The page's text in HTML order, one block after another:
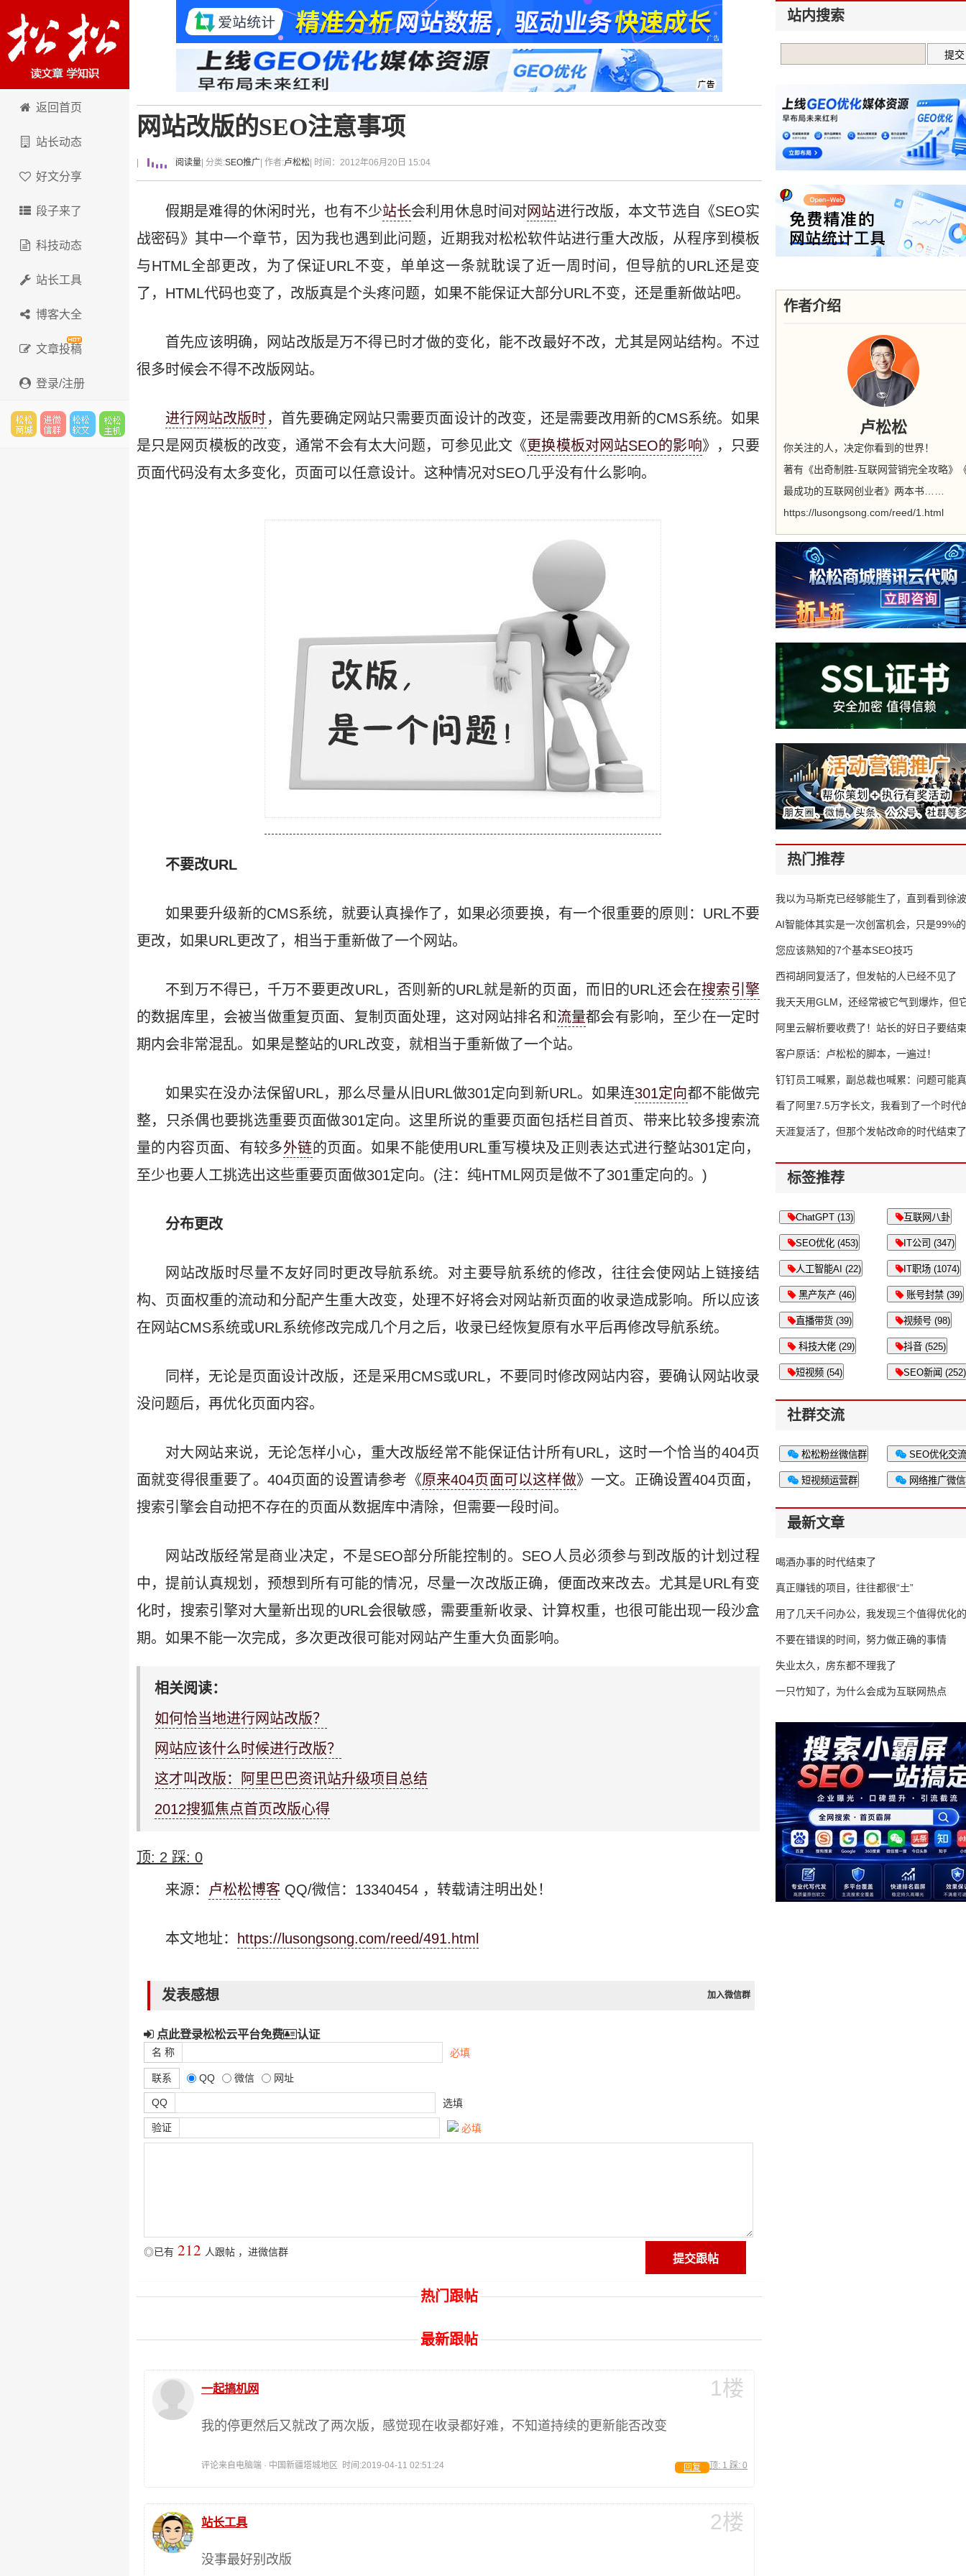
卢松松博客
返回首页
站长动态
好文分享
段子来了
科技动态
站长工具
博客大全
文章投稿
登录/注册
网站改版的SEO注意事项
阅读量 | 分类:SEO推广 | 作者:卢松松 | 时间：2012年06月20日 15:04
假期是难得的休闲时光，也有不少站长会利用休息时间对网站进行改版，本文节选自《SEO实
战密码》其中一个章节，因为我也遇到此问题，近期我对松松软件站进行重大改版，从程序到模板
与HTML全部更改，为了保证URL不变，单单这一条就耽误了近一周时间，但导航的URL还是变
了，HTML代码也变了，改版真是个头疼问题，如果不能保证大部分URL不变，还是重新做站吧。
首先应该明确，网站改版是万不得已时才做的变化，能不改最好不改，尤其是网站结构。不过
很多时候会不得不改版网站。
进行网站改版时，首先要确定网站只需要页面设计的改变，还是需要改用新的CMS系统。如果
是只是网页模板的改变，通常不会有太大问题，可参见此文《更换模板对网站SEO的影响》，只要
页面代码没有太多变化，页面可以任意设计。这种情况对SEO几乎没有什么影响。
不要改URL
如果要升级新的CMS系统，就要认真操作了，如果必须要换，有一个很重要的原则：URL不要
更改，如果URL更改了，相当于重新做了一个网站。
不到万不得已，千万不要更改URL，否则新的URL就是新的页面，而旧的URL还会在搜索引擎
的数据库里，会被当做重复页面、复制页面处理，这对网站排名和流量都会有影响，至少在一定时
期内会非常混乱。如果是整站的URL改变，就相当于重新做了一个站。
如果实在没办法保留URL，那么尽量从旧URL做301定向到新URL。如果连301定向都不能做完
整，只杀偶也要挑选重要页面做301定向。这里所说的重要页面包括栏目首页、带来比较多搜索流
量的内容页面、有较多外链的页面。如果不能使用URL重写模块及正则表达式进行整站301定向，
至少也要人工挑选出这些重要页面做301定向。(注：纯HTML网页是做不了301重定向的。)
分布更改
网站改版时尽量不友好同时更改导航系统。对主要导航系统的修改，往往会使网站上链接结
构、页面权重的流动和分配产生重大改变，处理不好将会对网站新页面的收录造成影响。所以应该
在网站CMS系统或URL系统修改完成几个月之后，收录已经恢复原有水平后再修改导航系统。
同样，无论是页面设计改版，还是采用CMS或URL，不要同时修改网站内容，要确认网站收录
没问题后，再优化页面内容。
对大网站来说，无论怎样小心，重大改版经常不能保证估计所有URL，这时一个恰当的404页
面就变得很重要了。404页面的设置请参考《原来404页面可以这样做》一文。正确设置404页面，
搜索引擎会自动把不存在的页面从数据库中清除，但需要一段时间。
网站改版经常是商业决定，不是SEO部分所能控制的。SEO人员必须参与到改版的计划过程
中，提前认真规划，预想到所有可能的情况，尽量一次改版正确，便面改来改去。尤其是URL有变
化时，搜索引擎对大量新出现的URL会很敏感，需要重新收录、计算权重，也很可能出现一段沙盒
期。如果不能一次完成，多次更改很可能对网站产生重大负面影响。
相关阅读：
如何恰当地进行网站改版？
网站应该什么时候进行改版？
这才叫改版：阿里巴巴资讯站升级项目总结
2012搜狐焦点首页改版心得
顶: 2 踩: 0
来源： 卢松松博客 QQ/微信：13340454 ，转载请注明出处！
本文地址： https://lusongsong.com/reed/491.html
发表感想 加入微信群
点此登录松松云平台免费 认证
名 称 必填
联系 QQ 微信 网址
QQ 选填
验证 必填
◎已有 212 人跟帖 ， 进微信群
热门跟帖
最新跟帖
1楼
一起搞机网
我的停更然后又就改了两次版，感觉现在收录都好难，不知道持续的更新能否改变
评论来自电脑端 · 中国新疆塔城地区 时间:2019-04-11 02:51:24 顶: 1 踩: 0
回复
2楼
站长工具
没事最好别改版
站内搜索
作者介绍
卢松松
你关注的人，决定你看到的世界！
著有《出奇制胜-互联网营销完全攻略》
最成功的互联网创业者》两本书……
https://lusongsong.com/reed/1.html
热门推荐
我以为马斯克已经够能生了，直到看到
AI智能体其实是一次创富机会，只是99%
错过了
您应该熟知的7个基本SEO技巧
西祠胡同复活了，但发帖的人已经不见了
我天天用GLM，还经常被它气到爆炸，但
16万亿
阿里云解析要收费了！站长的好日子要结
客户原话：卢松松的脚本，一遍过！
钉钉员工喊累，副总裁也喊累：问题可能
了
看了阿里7.5万字长文，我看到了一个时代
天涯复活了，但那个发帖改命的时代结束了
标签推荐
ChatGPT (13) 互联网八卦
SEO优化 (453) IT公司 (347)
人工智能AI (22) IT职场 (1074)
黑产灰产 (46) 账号封禁 (39)
直播带货 (39) 视频号 (98)
科技大佬 (29) 抖音 (525)
短视频 (54) SEO新闻 (252)
社群交流
松松粉丝微信群 SEO优化交
短视频运营群 网络推广微
最新文章
喝酒办事的时代结束了
真正赚钱的项目，往往都很“土”
用了几天千问办公，我发现三个值得优化
不要在错误的时间，努力做正确的事情
失业太久，房东都不理我了
一只竹知了，为什么会成为互联网热点